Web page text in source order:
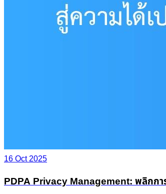
16 Oct 2025
PDPA Privacy Management: พลิกกา